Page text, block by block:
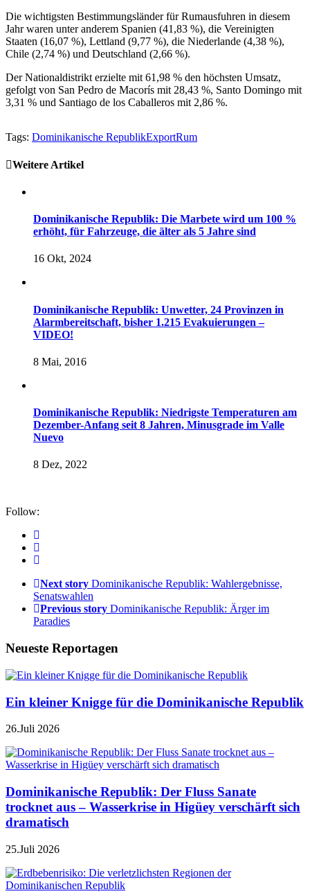
Die wichtigsten Bestimmungsländer für Rumausfuhren in diesem
Jahr waren unter anderem Spanien (41,83 %), die Vereinigten
Staaten (16,07 %), Lettland (9,77 %), die Niederlande (4,38 %),
Chile (2,74 %) und Deutschland (2,66 %).
Der Nationaldistrikt erzielte mit 61,98 % den höchsten Umsatz,
gefolgt von San Pedro de Macorís mit 28,43 %, Santo Domingo mit
3,31 % und Santiago de los Caballeros mit 2,86 %.
Tags: Dominikanische RepublikExportRum
Weitere Artikel
Dominikanische Republik: Die Marbete wird um 100 %
erhöht, für Fahrzeuge, die älter als 5 Jahre sind
16 Okt, 2024
Dominikanische Republik: Unwetter, 24 Provinzen in
Alarmbereitschaft, bisher 1.215 Evakuierungen –
VIDEO!
8 Mai, 2016
Dominikanische Republik: Niedrigste Temperaturen am
Dezember-Anfang seit 8 Jahren, Minusgrade im Valle
Nuevo
8 Dez, 2022
Follow:
Next story Dominikanische Republik: Wahlergebnisse,
Senatswahlen
Previous story Dominikanische Republik: Ärger im
Paradies
Neueste Reportagen
Ein kleiner Knigge für die Dominikanische Republik
26.Juli 2026
Dominikanische Republik: Der Fluss Sanate
trocknet aus – Wasserkrise in Higüey verschärft sich
dramatisch
25.Juli 2026